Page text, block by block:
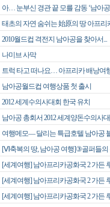
아… 눈부신 경관 끝 모를 감동 ‘남아
태초의 자연 숨쉬는 始原의 땅 아프리
2010월드컵 격전지 남아공을 찾아서...
나미브 사막
트럭 타고 떠나요… 아프리카 배낭여
남아공월드컵 여행상품 첫 출시
2012 세계수의사대회 한국 유치
남아공 총회서 2012 세계양돈수의사
여행메모― 달리는 특급호텔 남아공
[Ⅵ축복의 땅, 남아공 여행]③골퍼들의
[세계여행] 남아프리카공화국 2 가든
[세계여행] 남아프리카공화국 2 가든
[세계여행] 남아프리카공화국 2 가든